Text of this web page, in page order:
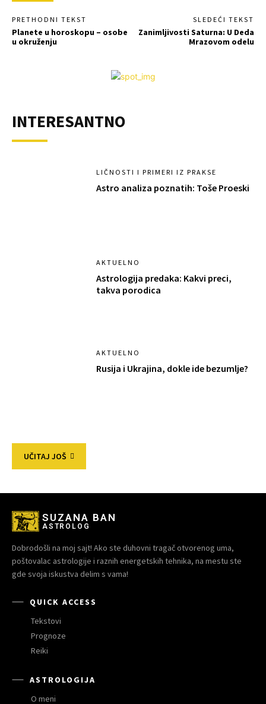
PRETHODNI TEKST
Planete u horoskopu – osobe
u okruženju
SLEDEĆI TEKST
Zanimljivosti Saturna: U Deda
Mrazovom odelu
INTERESANTNO
LIČNOSTI I PRIMERI IZ PRAKSE
Astro analiza poznatih: Toše Proeski
AKTUELNO
Astrologija predaka: Kakvi preci,
takva porodica
AKTUELNO
Rusija i Ukrajina, dokle ide bezumlje?
UČITAJ JOŠ
SUZANA BAN
ASTROLOG
Dobrodošli na moj sajt! Ako ste duhovni tragač otvorenog uma,
poštovalac astrologije i raznih energetskih tehnika, na mestu ste
gde svoja iskustva delim s vama!
QUICK ACCESS
Tekstovi
Prognoze
Reiki
ASTROLOGIJA
O meni